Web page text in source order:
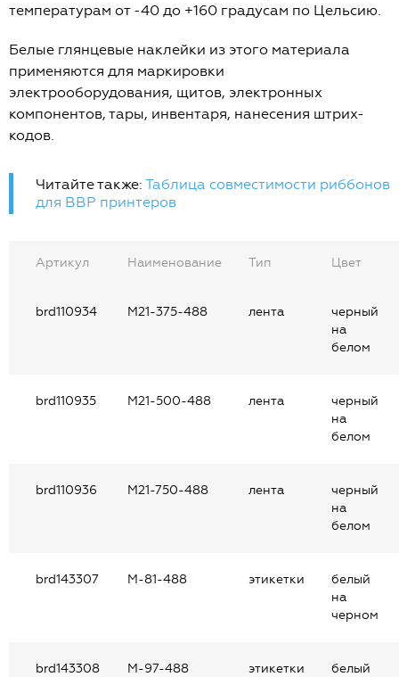
температурам от -40 до +160 градусам по Цельсию.
Белые глянцевые наклейки из этого материала
применяются для маркировки
электрооборудования, щитов, электронных
компонентов, тары, инвентаря, нанесения штрих-
кодов.
Читайте также: Таблица совместимости риббонов
для BBP принтеров
Артикул Наименование Тип Цвет
brd110934 M21-375-488 лента
черный
на
белом
brd110935 M21-500-488 лента
черный
на
белом
brd110936 M21-750-488 лента
черный
на
белом
brd143307 M-81-488 этикетки
белый
на
черном
brd143308 M-97-488 этикетки
белый